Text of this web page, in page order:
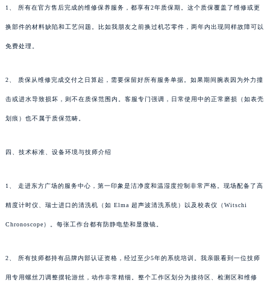
1、 所有在官方售后完成的维修保养服务，都享有2年质保期。这个质保覆盖了维修或更
换部件的材料缺陷和工艺问题。比如我朋友之前换过机芯零件，两年内出现同样故障可以
免费处理。
2、 质保从维修完成交付之日算起，需要保留好所有服务单据。如果期间腕表因为外力撞
击或进水导致损坏，则不在质保范围内。客服专门强调，日常使用中的正常磨损（如表壳
划痕）也不属于质保范畴。
四、技术标准、设备环境与技师介绍
1、 走进东方广场的服务中心，第一印象是洁净度和温湿度控制非常严格。现场配备了高
精度计时仪、瑞士进口的清洗机（如 Elma 超声波清洗系统）以及校表仪（Witschi
Chronoscope）。每张工作台都有防静电垫和显微镜。
2、 所有技师都持有品牌内部认证资格，经过至少5年的系统培训。我亲眼看到一位技师
用专用螺丝刀调整摆轮游丝，动作非常精细。整个工作区划分为接待区、检测区和维修